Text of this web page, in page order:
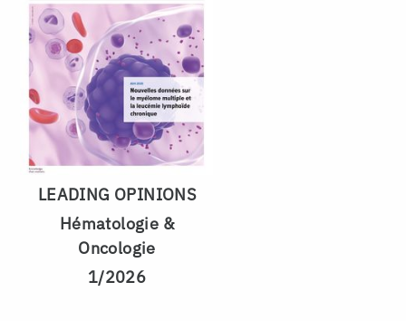
LEADING OPINIONS
Hématologie &
Oncologie
1/2026